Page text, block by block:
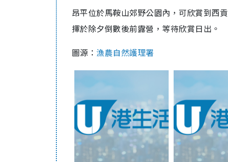
昂平位於馬鞍山郊野公園內 ，可欣賞到西
擇於除夕倒數後前露營，等待欣賞日出。
圖源： 漁農自然護理署